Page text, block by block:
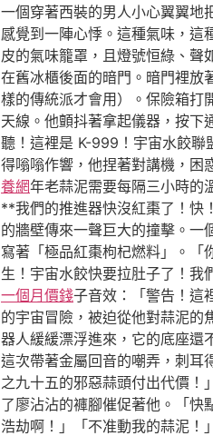
一個穿著西裝的男人小心翼翼地
感覺到一陣心悸。這種氣味，這
皮的氣味籠罩，且燈號恒綠、
在舊冰櫃後面的暗門。暗門裡放
樣的傳統派才會用）。保險箱打
天線。他顫抖著拿起儀器，按
聽！這裡是 K-999！宇宙水餃聯
得嗡嗡作響，他捏著對講機，困
養網年老蒜泥需要每隔三小時的
**我們的推進器快沒紅棗了！快
的牆壁傳來一聲巨大的撞擊。一
寫著「極品紅棗枸杞燃料」。
生！宇宙水餃快要拉肚子了！我
一個月價錢子音效：「警告！這
的宇宙冒險，被迫從他對蒜泥的
器人緩緩漂浮進來，它的底座還
這次帶著金屬回音的嘲弄，刺耳
之九十五的邪惡蒜頭付出代價！
了廖沾沾的褲腳催促著他。「快
浩劫啊！」「不准動我的蒜泥！